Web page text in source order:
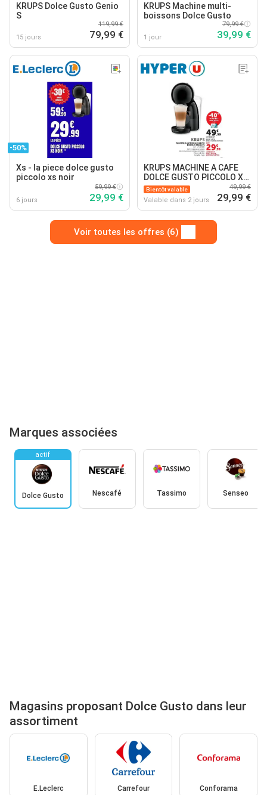
KRUPS Dolce Gusto Genio
S
15 jours
119,99 €
79,99 €
KRUPS Machine multi-
boissons Dolce Gusto
1 jour
79,99 €
39,99 €
-50%
Xs - la piece dolce gusto
piccolo xs noir
6 jours
59,99 €
29,99 €
KRUPS MACHINE A CAFE
DOLCE GUSTO PICCOLO XS
KRUPS
Bientôt valable
Valable dans 2 jours
49,99 €
29,99 €
Voir toutes les offres (6)
Marques associées
actif
Dolce Gusto Nescafé Tassimo Senseo
Magasins proposant Dolce Gusto dans leur
assortiment
E.Leclerc Carrefour Conforama